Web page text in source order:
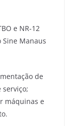
e NR-12
Sine Manaus
de
serviço;
máquinas e